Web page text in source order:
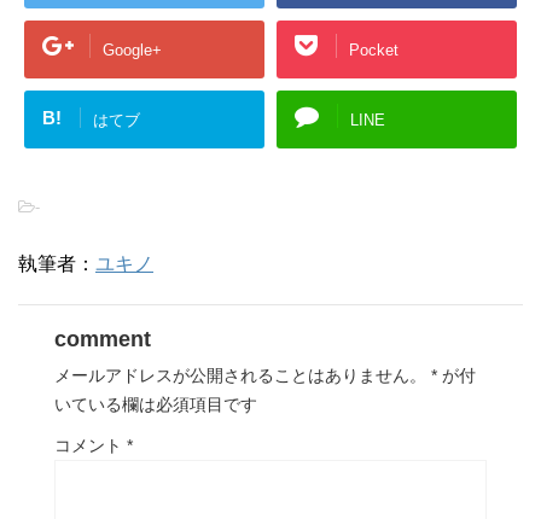
Google+ Pocket
B! はてブ LINE
-
執筆者： ユキノ
comment
メールアドレスが公開されることはありません。 * が付
いている欄は必須項目です
コメント *